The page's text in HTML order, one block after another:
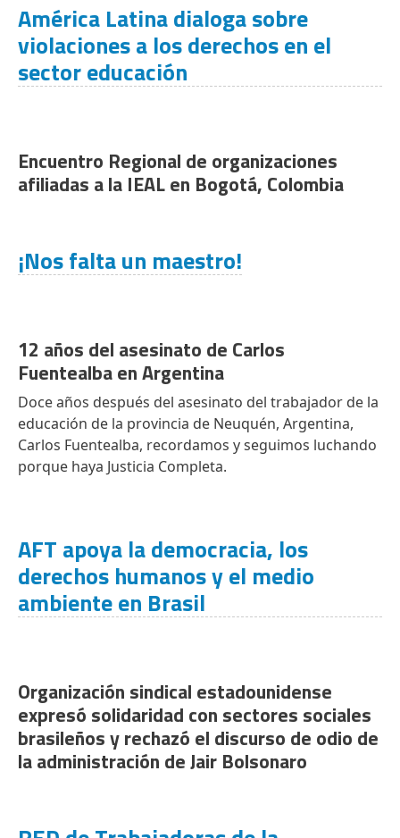
América Latina dialoga sobre
violaciones a los derechos en el
sector educación
Encuentro Regional de organizaciones
afiliadas a la IEAL en Bogotá, Colombia
¡Nos falta un maestro!
12 años del asesinato de Carlos
Fuentealba en Argentina
Doce años después del asesinato del trabajador de la
educación de la provincia de Neuquén, Argentina,
Carlos Fuentealba, recordamos y seguimos luchando
porque haya Justicia Completa.
AFT apoya la democracia, los
derechos humanos y el medio
ambiente en Brasil
Organización sindical estadounidense
expresó solidaridad con sectores sociales
brasileños y rechazó el discurso de odio de
la administración de Jair Bolsonaro